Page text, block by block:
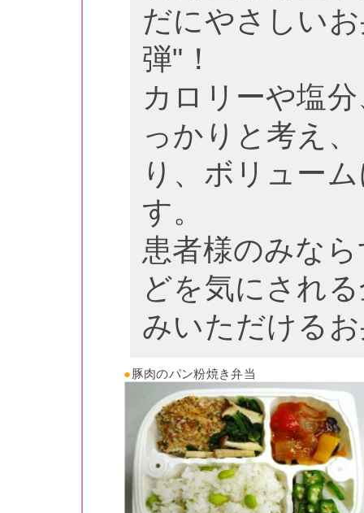
だにやさしい
弾"！
カロリーや塩
っかりと考え
り、ボリュー
す。
患者様のみな
どを気にされ
みいただける
●豚肉のパン粉焼き弁当